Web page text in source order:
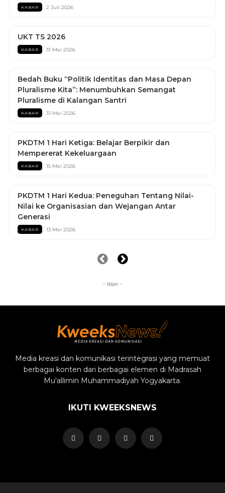
KABAR 2 Juli 2026
UKT TS 2026
KABAR 31 Mei 2026
Bedah Buku “Politik Identitas dan Masa Depan
Pluralisme Kita”: Menumbuhkan Semangat
Pluralisme di Kalangan Santri
KABAR 31 Mei 2026
PKDTM 1 Hari Ketiga: Belajar Berpikir dan
Mempererat Kekeluargaan
KABAR 15 Mei 2026
PKDTM 1 Hari Kedua: Peneguhan Tentang Nilai-
Nilai ke Organisasian dan Wejangan Antar
Generasi
KABAR 13 Mei 2026
- Iklan -
Media kreasi dan komunikasi terintegrasi yang memuat
berbagai konten dari berbagai elemen di Madrasah
Mu'allimin Muhammadiyah Yogyakarta.
IKUTI KWEEKSNEWS